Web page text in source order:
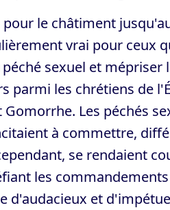
le châtiment
vrai pour ceux
sexuel et mépriser
parmi les chrétiens de
Les péchés
à commettre,
se rendaient
les
d'audacieux et